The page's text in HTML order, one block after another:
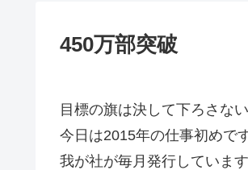
450万部突破
目標の旗は決して下ろさな
今日は2015年の仕事初めで
我が社が毎月発行していま